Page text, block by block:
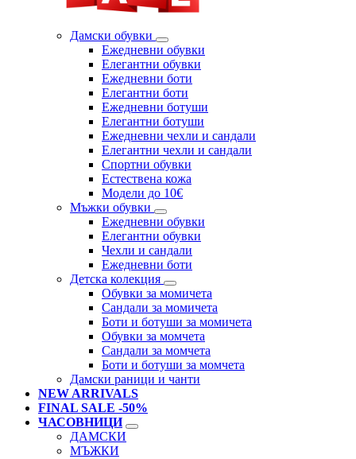
Дамски обувки
Eжедневни обувки
Eлегантни обувки
Eжедневни боти
Eлегантни боти
Eжедневни ботуши
Eлегантни ботуши
Ежедневни чехли и сандали
Елегантни чехли и сандали
Спортни обувки
Естествена кожа
Модели до 10€
Мъжки обувки
Ежедневни обувки
Елегантни обувки
Чехли и сандали
Ежедневни боти
Детска колекция
Обувки за момичета
Сандали за момичета
Боти и ботуши за момичета
Обувки за момчета
Сандали за момчета
Боти и ботуши за момчета
Дамски раници и чанти
NEW ARRIVALS
FINAL SALE -50%
ЧАСОВНИЦИ
ДАМСКИ
МЪЖКИ